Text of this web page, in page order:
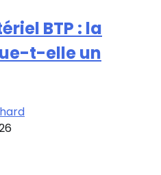
BTP : la
t-elle un